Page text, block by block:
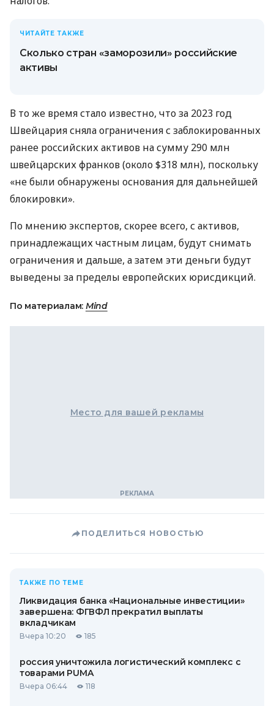
ЧИТАЙТЕ ТАКЖЕ
Сколько стран «заморозили» российские
активы
В то же время стало известно, что за 2023 год
Швейцария сняла ограничения с заблокированных
ранее российских активов на сумму 290 млн
швейцарских франков (около $318 млн), поскольку
«не были обнаружены основания для дальнейшей
блокировки».
По мнению экспертов, скорее всего, с активов,
принадлежащих частным лицам, будут снимать
ограничения и дальше, а затем эти деньги будут
выведены за пределы европейских юрисдикций.
По материалам: Mind
Место для вашей рекламы
ПОДЕЛИТЬСЯ НОВОСТЬЮ
ТАКЖЕ ПО ТЕМЕ
Ликвидация банка «Национальные инвестиции»
завершена: ФГВФЛ прекратил выплаты
вкладчикам
Вчера 10:20 185
россия уничтожила логистический комплекс с
товарами PUMA
Вчера 06:44 118